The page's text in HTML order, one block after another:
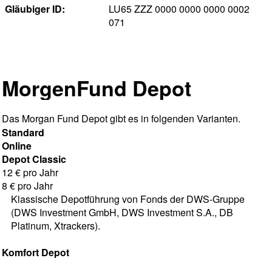
Gläubiger ID:
LU65 ZZZ 0000 0000 0000 0002
071
MorgenFund Depot
Das Morgan Fund Depot gibt es in folgenden Varianten.
Standard
Online
Depot Classic
12 € pro Jahr
8 € pro Jahr
Klassische Depotführung von Fonds der DWS-Gruppe
(DWS Investment GmbH, DWS Investment S.A., DB
Platinum, Xtrackers).
Komfort Depot